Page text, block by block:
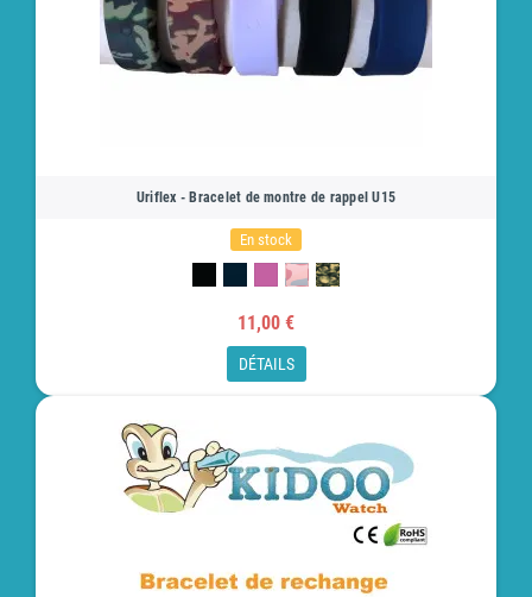
Uriflex - Bracelet de montre de rappel U15
En stock
11,00 €
DÉTAILS